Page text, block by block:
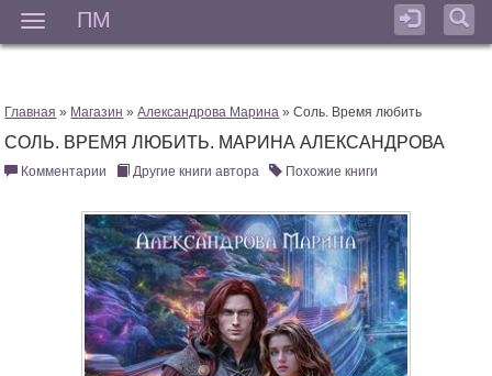
ПМ
Главная » Магазин »Александрова Марина » Соль. Время любить
СОЛЬ. ВРЕМЯ ЛЮБИТЬ. МАРИНА АЛЕКСАНДРОВА
Комментарии Другие книги автора Похожие книги